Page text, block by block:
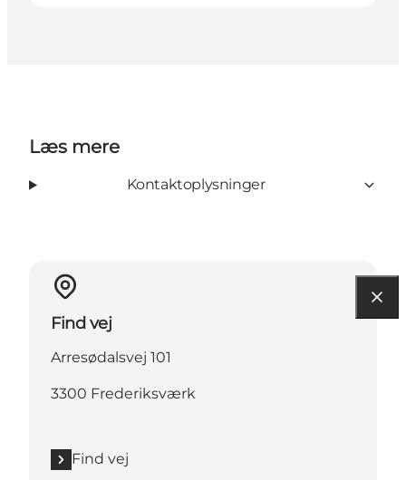
Læs mere
Kontaktoplysninger
Find vej
Arresødalsvej 101
3300 Frederiksværk
Find vej